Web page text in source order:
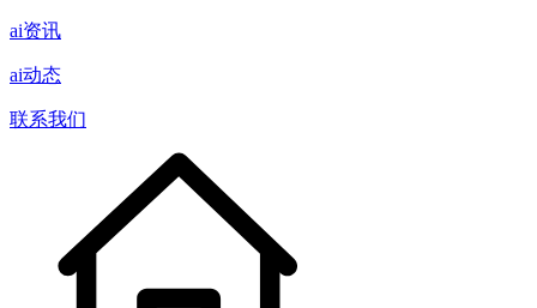
ai资讯
ai动态
联系我们